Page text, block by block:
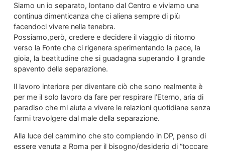
Siamo un io separato, lontano dal Centro e viviamo una
continua dimenticanza che ci aliena sempre di più
facendoci vivere nella tenebra.
Possiamo,però, credere e decidere il viaggio di ritorno
verso la Fonte che ci rigenera sperimentando la pace, la
gioia, la beatitudine che si guadagna superando il grande
spavento della separazione.
Il lavoro interiore per diventare ciò che sono realmente è
per me il solo lavoro da fare per respirare l’Eterno, aria di
paradiso che mi aiuta a vivere le relazioni quotidiane senza
farmi travolgere dal male della separazione.
Alla luce del cammino che sto compiendo in DP, penso di
essere venuta a Roma per il bisogno/desiderio di “toccare